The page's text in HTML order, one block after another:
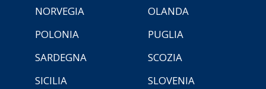
NORVEGIA
OLANDA
POLONIA
PUGLIA
SARDEGNA
SCOZIA
SICILIA
SLOVENIA